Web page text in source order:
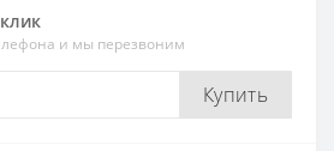
и мы перезвоним
Купить